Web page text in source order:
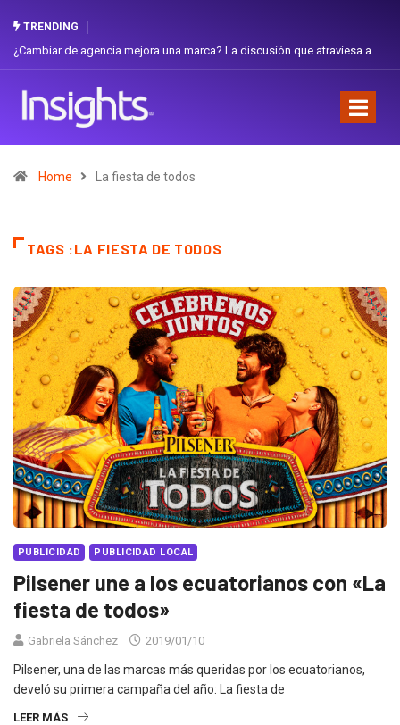
TRENDING
¿Cambiar de agencia mejora una marca? La discusión que atraviesa a
Home La fiesta de todos
TAGS :LA FIESTA DE TODOS
PUBLICIDAD PUBLICIDAD LOCAL
Pilsener une a los ecuatorianos con «La
fiesta de todos»
Gabriela Sánchez 2019/01/10
Pilsener, una de las marcas más queridas por los ecuatorianos,
develó su primera campaña del año: La fiesta de
LEER MÁS